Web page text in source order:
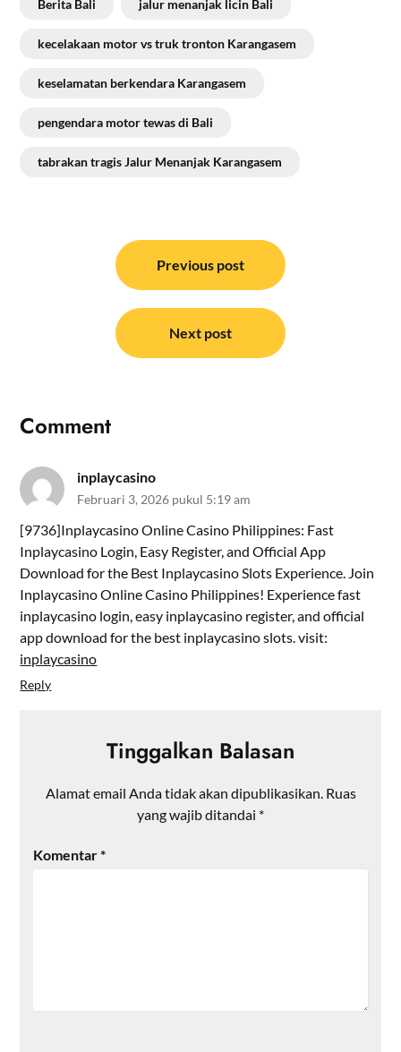
Berita Bali jalur menanjak licin Bali
kecelakaan motor vs truk tronton Karangasem
keselamatan berkendara Karangasem
pengendara motor tewas di Bali
tabrakan tragis Jalur Menanjak Karangasem
Previous post
Next post
Comment
inplaycasino
Februari 3, 2026 pukul 5:19 am
[9736]Inplaycasino Online Casino Philippines: Fast
Inplaycasino Login, Easy Register, and Official App
Download for the Best Inplaycasino Slots Experience. Join
Inplaycasino Online Casino Philippines! Experience fast
inplaycasino login, easy inplaycasino register, and official
app download for the best inplaycasino slots. visit:
inplaycasino
Reply
Tinggalkan Balasan
Alamat email Anda tidak akan dipublikasikan. Ruas
yang wajib ditandai *
Komentar*